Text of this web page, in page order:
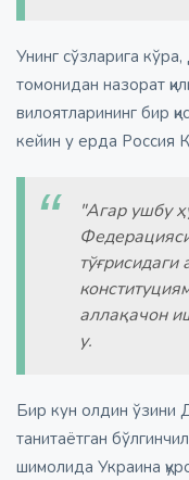
Унинг сўзларига
томонидан назорат
вилоятларининг бир
кейин у ерда Россия
"Агар ушбу
аллақачон
у.
Бир кун олдин ўзини
танитаётган
шимолида Украина